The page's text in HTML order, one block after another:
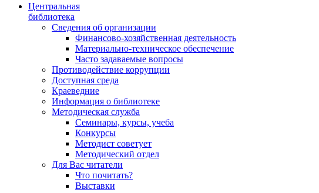
Центральная
библиотека
Сведения об организации
Финансово-хозяйственная деятельность
Материально-техническое обеспечение
Часто задаваемые вопросы
Противодействие коррупции
Доступная среда
Краеведние
Информация о библиотеке
Методическая служба
Семинары, курсы, учеба
Конкурсы
Методист советует
Методический отдел
Для Вас читатели
Что почитать?
Выставки